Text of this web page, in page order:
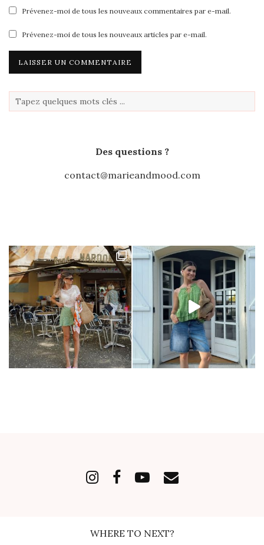
Prévenez-moi de tous les nouveaux commentaires par e-mail.
Prévenez-moi de tous les nouveaux articles par e-mail.
Des questions ?
contact@marieandmood.com
WHERE TO NEXT?